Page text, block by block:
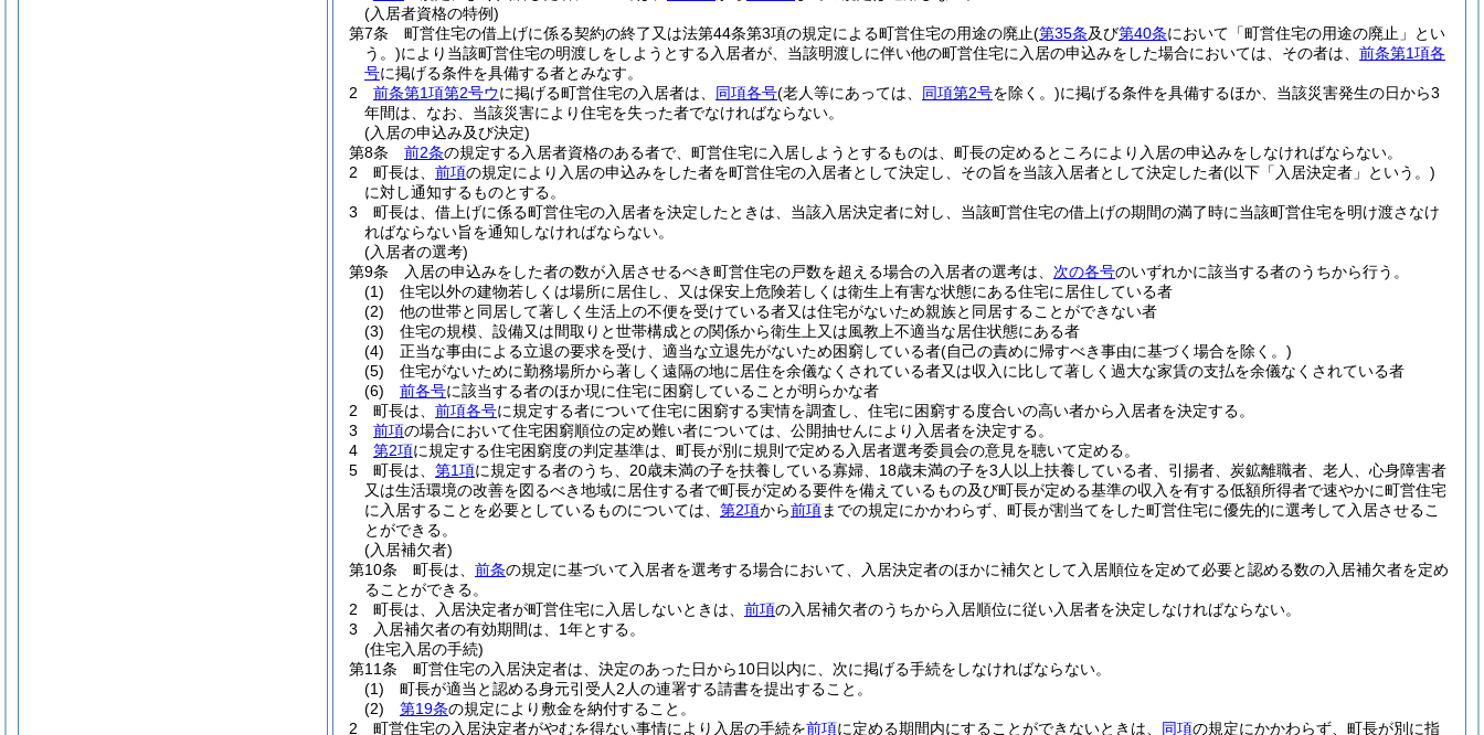
(入居者資格の特例)
第7条
町営住宅の借上げに係る契約の終了又は法第44条第3項の規定による町営住宅の用途の廃止(第35条及び第40条において「町営住宅の用途の廃止」とい
う。)により当該町営住宅の明渡しをしようとする入居者が、当該明渡しに伴い他の町営住宅に入居の申込みをした場合においては、その者は、 前条第1項各
号に掲げる条件を具備する者とみなす。
2
前条第1項第2号ウに掲げる町営住宅の入居者は、 同項各号(老人等にあっては、 同項第2号を除く。)に掲げる条件を具備するほか、当該災害発生の日から3
年間は、なお、当該災害により住宅を失った者でなければならない。
(入居の申込み及び決定)
第8条
前2条の規定する入居者資格のある者で、町営住宅に入居しようとするものは、町長の定めるところにより入居の申込みをしなければならない。
2
町長は、 前項の規定により入居の申込みをした者を町営住宅の入居者として決定し、その旨を当該入居者として決定した者(以下「入居決定者」という。)
に対し通知するものとする。
3
町長は、借上げに係る町営住宅の入居者を決定したときは、当該入居決定者に対し、当該町営住宅の借上げの期間の満了時に当該町営住宅を明け渡さなけ
ればならない旨を通知しなければならない。
(入居者の選考)
第9条
入居の申込みをした者の数が入居させるべき町営住宅の戸数を超える場合の入居者の選考は、 次の各号のいずれかに該当する者のうちから行う。
(1)
住宅以外の建物若しくは場所に居住し、又は保安上危険若しくは衛生上有害な状態にある住宅に居住している者
(2)
他の世帯と同居して著しく生活上の不便を受けている者又は住宅がないため親族と同居することができない者
(3)
住宅の規模、設備又は間取りと世帯構成との関係から衛生上又は風教上不適当な居住状態にある者
(4)
正当な事由による立退の要求を受け、適当な立退先がないため困窮している者(自己の責めに帰すべき事由に基づく場合を除く。)
(5)
住宅がないために勤務場所から著しく遠隔の地に居住を余儀なくされている者又は収入に比して著しく過大な家賃の支払を余儀なくされている者
(6)
前各号に該当する者のほか現に住宅に困窮していることが明らかな者
2
町長は、 前項各号に規定する者について住宅に困窮する実情を調査し、住宅に困窮する度合いの高い者から入居者を決定する。
3
前項の場合において住宅困窮順位の定め難い者については、公開抽せんにより入居者を決定する。
4
第2項に規定する住宅困窮度の判定基準は、町長が別に規則で定める入居者選考委員会の意見を聴いて定める。
5
町長は、 第1項に規定する者のうち、20歳未満の子を扶養している寡婦、18歳未満の子を3人以上扶養している者、引揚者、炭鉱離職者、老人、心身障害者
又は生活環境の改善を図るべき地域に居住する者で町長が定める要件を備えているもの及び町長が定める基準の収入を有する低額所得者で速やかに町営住宅
に入居することを必要としているものについては、 第2項から前項までの規定にかかわらず、町長が割当てをした町営住宅に優先的に選考して入居させるこ
とができる。
(入居補欠者)
第10条
町長は、 前条の規定に基づいて入居者を選考する場合において、入居決定者のほかに補欠として入居順位を定めて必要と認める数の入居補欠者を定め
ることができる。
2
町長は、入居決定者が町営住宅に入居しないときは、 前項の入居補欠者のうちから入居順位に従い入居者を決定しなければならない。
3
入居補欠者の有効期間は、1年とする。
(住宅入居の手続)
第11条
町営住宅の入居決定者は、決定のあった日から10日以内に、次に掲げる手続をしなければならない。
(1)
町長が適当と認める身元引受人2人の連署する請書を提出すること。
(2)
第19条の規定により敷金を納付すること。
2
町営住宅の入居決定者がやむを得ない事情により入居の手続を前項に定める期間内にすることができないときは、 同項の規定にかかわらず、町長が別に指